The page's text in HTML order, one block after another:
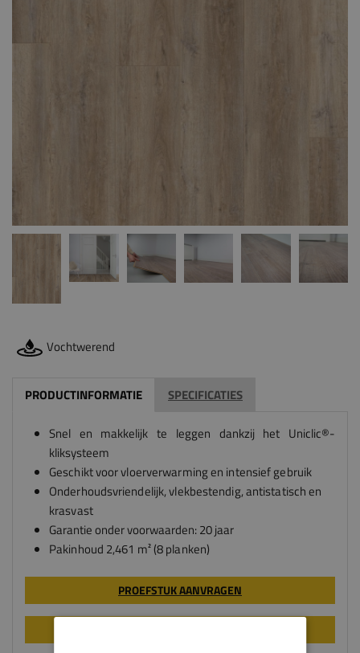
Vochtwerend
PRODUCTINFORMATIE SPECIFICATIES
Snel en makkelijk te leggen dankzij het Uniclic®-
kliksysteem
Geschikt voor vloerverwarming en intensief gebruik
Onderhoudsvriendelijk, vlekbestendig, antistatisch en
krasvast
Garantie onder voorwaarden: 20 jaar
Pakinhoud 2,461 m² (8 planken)
PROEFSTUK AANVRAGEN